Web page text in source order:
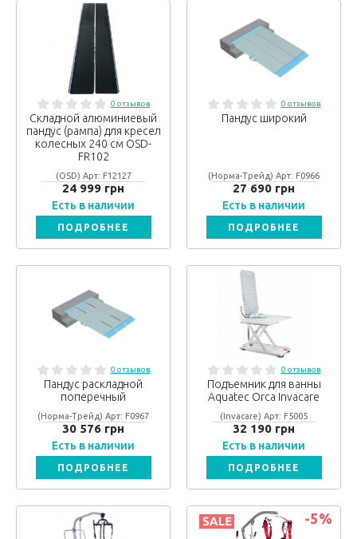
0 отзывов
Складной алюминиевый
пандус (рампа) для кресел
колесных 240 см OSD-
FR102
(OSD) Арт: F12127
24 999 грн
Есть в наличии
ПОДРОБНЕЕ
0 отзывов
Пандус широкий
(Норма-Трейд) Арт: F0966
27 690 грн
Есть в наличии
ПОДРОБНЕЕ
0 отзывов
Пандус раскладной
поперечный
(Норма-Трейд) Арт: F0967
30 576 грн
Есть в наличии
ПОДРОБНЕЕ
0 отзывов
Подъемник для ванны
Aquatec Orca Invacare
(Invacare) Арт: F5005
32 190 грн
Есть в наличии
ПОДРОБНЕЕ
-5%